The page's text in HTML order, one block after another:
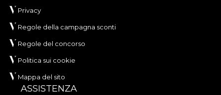
Privacy
Regole della campagna sconti
Regole del concorso
Politica sui cookie
Mappa del sito
ASSISTENZA